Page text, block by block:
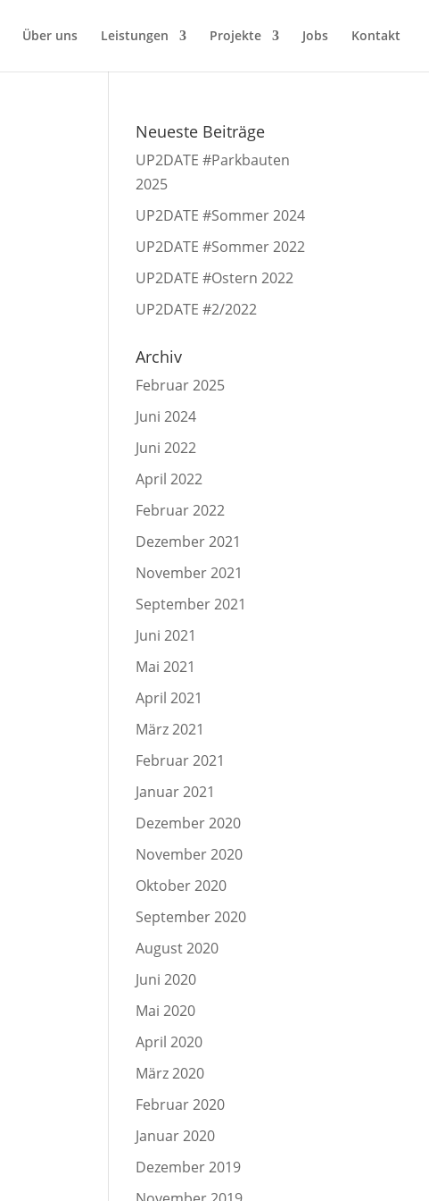
Über uns Leistungen Projekte Jobs Kontakt
Neueste Beiträge
UP2DATE #Parkbauten
2025
UP2DATE #Sommer 2024
UP2DATE #Sommer 2022
UP2DATE #Ostern 2022
UP2DATE #2/2022
Archiv
Februar 2025
Juni 2024
Juni 2022
April 2022
Februar 2022
Dezember 2021
November 2021
September 2021
Juni 2021
Mai 2021
April 2021
März 2021
Februar 2021
Januar 2021
Dezember 2020
November 2020
Oktober 2020
September 2020
August 2020
Juni 2020
Mai 2020
April 2020
März 2020
Februar 2020
Januar 2020
Dezember 2019